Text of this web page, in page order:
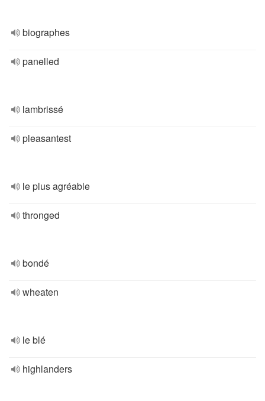
biographes
panelled
lambrissé
pleasantest
le plus agréable
thronged
bondé
wheaten
le blé
highlanders